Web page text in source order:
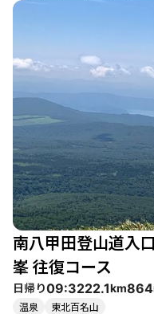
南八甲田登山道入
峯 往復コース
日帰り09:3222.1km864
温泉 東北百名山